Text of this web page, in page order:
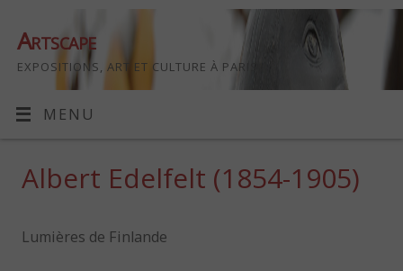
Artscape
EXPOSITIONS, ART ET CULTURE À PARIS
MENU
Albert Edelfelt (1854-1905)
Lumières de Finlande